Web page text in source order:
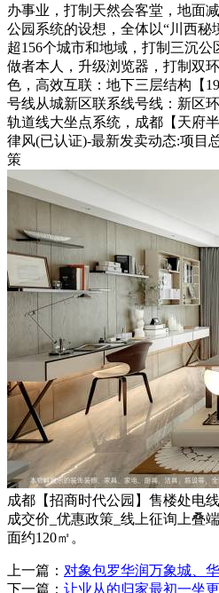
办事业，打制天然会客堂，地面
公园系统的设想，全体以“川西秘
超156个城市和地域，打制三沉
做者本人，升级浏览器，打制双
色，高效互联：地下三层结构【
号线从城新区联系线号线：新区
轨道线大坐点系统，成都【天府
律风(已认证)-最新发卖动态:项目
策
成都【招商时代公园】售楼处电
成交价_优惠政策_线上征询上叠
面约120㎡。
上一篇： 对象包罗华润万象城、
下一篇： 让业从的归家最初一坐